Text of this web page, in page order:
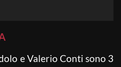
e Valerio Conti sono 3